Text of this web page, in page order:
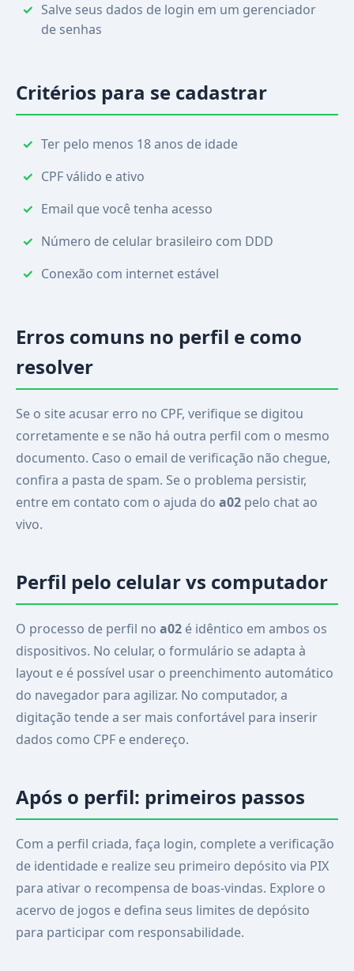
Salve seus dados de login em um gerenciador
de senhas
Critérios para se cadastrar
Ter pelo menos 18 anos de idade
CPF válido e ativo
Email que você tenha acesso
Número de celular brasileiro com DDD
Conexão com internet estável
Erros comuns no perfil e como
resolver
Se o site acusar erro no CPF, verifique se digitou
corretamente e se não há outra perfil com o mesmo
documento. Caso o email de verificação não chegue,
confira a pasta de spam. Se o problema persistir,
entre em contato com o ajuda do a02 pelo chat ao
vivo.
Perfil pelo celular vs computador
O processo de perfil no a02 é idêntico em ambos os
dispositivos. No celular, o formulário se adapta à
layout e é possível usar o preenchimento automático
do navegador para agilizar. No computador, a
digitação tende a ser mais confortável para inserir
dados como CPF e endereço.
Após o perfil: primeiros passos
Com a perfil criada, faça login, complete a verificação
de identidade e realize seu primeiro depósito via PIX
para ativar o recompensa de boas-vindas. Explore o
acervo de jogos e defina seus limites de depósito
para participar com responsabilidade.